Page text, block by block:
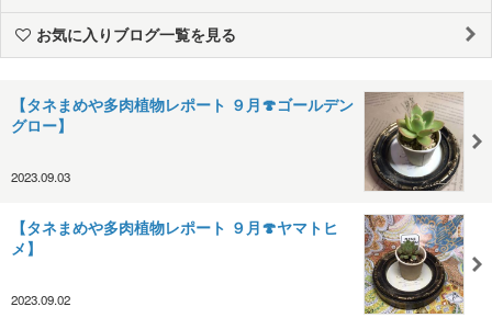
お気に入りブログ一覧を見る
【タネまめや多肉植物レポート ９月🍄ゴールデン
グロー】
2023.09.03
【タネまめや多肉植物レポート ９月🍄ヤマトヒ
メ】
2023.09.02